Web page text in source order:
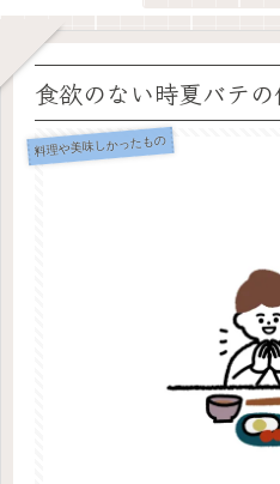
食欲のない時夏バテの
料理や美味しかったもの